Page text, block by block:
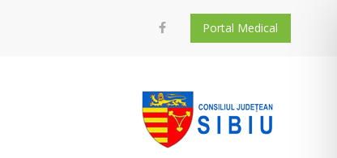
Portal Medical